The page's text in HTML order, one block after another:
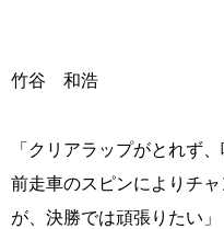
竹谷 和浩
「クリアラップがとれず
前走車のスピンによりチ
が、決勝では頑張りたい」